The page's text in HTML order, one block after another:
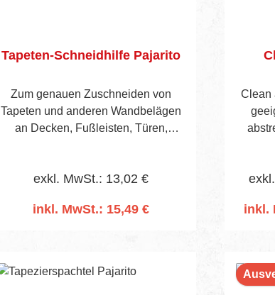
Tapeten-Schneidhilfe Pajarito
Zum genauen Zuschneiden von
Tapeten und anderen Wandbelägen
an Decken, Fußleisten, Türen,
exkl. MwSt.: 13,02 €
inkl. MwSt.: 15,49 €
Clean
inkl.